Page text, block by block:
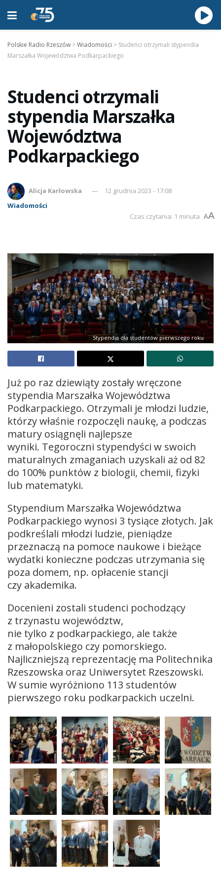
Polskie Radio Rzeszów >Wiadomości > Studenci otrzymali stypendia
Marszałka Województwa Podkarpackiego
Studenci otrzymali
stypendia Marszałka
Województwa
Podkarpackiego
Alicja Karłowska
12 grudnia 2023 - 17:08
Wiadomości
Czas czytania: 1 minuta AA
Stypendia dla studentów pierwszego roku
Już po raz dziewiąty zostały wręczone
stypendia Marszałka Województwa
Podkarpackiego. Otrzymali je młodzi ludzie,
którzy właśnie rozpoczęli naukę, a podczas
matury osiągnęli najlepsze
wyniki. Tegoroczni stypendyści w swoich
maturalnych zmaganiach uzyskali aż od 82
do 100% punktów z biologii, chemii, fizyki
lub matematyki.
Stypendium Marszałka Województwa
Podkarpackiego wynosi 3 tysiące złotych. Jak
podkreślali młodzi ludzie, pieniądze
przeznaczą na pomoce naukowe i bieżące
wydatki konieczne podczas utrzymania się
poza domem, np. opłacenie stancji
czy akademika.
Docenieni zostali studenci pochodzący
z trzynastu województw,
nie tylko z podkarpackiego, ale także
z małopolskiego czy pomorskiego.
Najliczniejszą reprezentację ma Politechnika
Rzeszowska oraz Uniwersytet Rzeszowski.
W sumie wyróżniono 113 studentów
pierwszego roku podkarpackich uczelni.